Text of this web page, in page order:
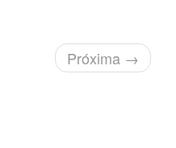
Próxima →